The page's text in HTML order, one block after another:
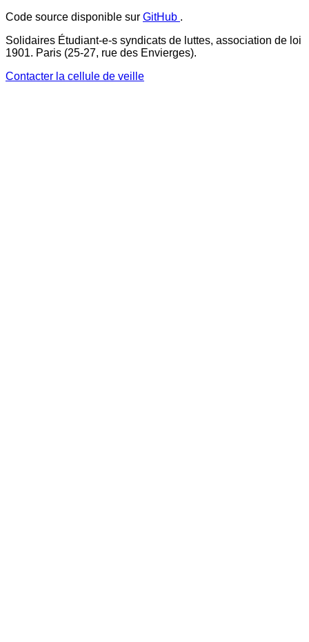
Code source disponible sur GitHub .
Solidaires Étudiant-e-s syndicats de luttes, association de loi
1901. Paris (25-27, rue des Envierges).
Contacter la cellule de veille